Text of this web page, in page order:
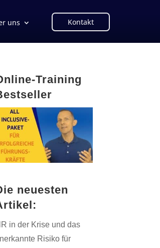
uns Kontakt
Training
neuesten
in der Krise und das
Risiko für